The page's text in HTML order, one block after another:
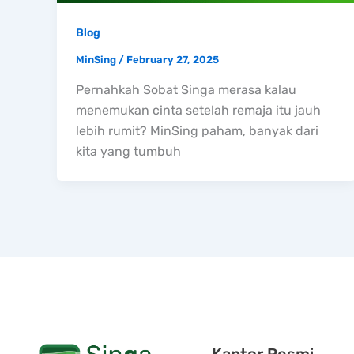
Blog
MinSing / February 27, 2025
Pernahkah Sobat Singa merasa kalau
menemukan cinta setelah remaja itu jauh
lebih rumit? MinSing paham, banyak dari
kita yang tumbuh